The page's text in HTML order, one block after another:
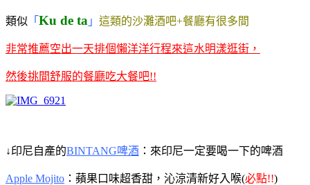
類似 「 Ku de ta 」 這類的沙灘酒吧+餐廳有很多間
非常推薦空出一天排個懶洋洋行程來這水明漾逛街，
然後挑間舒服的餐廳吃大餐吧!!
↓印尼自產的BINTANG啤酒 ：來印尼一定要喝一下的啤酒
Apple Mojito ：蘋果口味超香甜，沁涼清新好入喉(必點!!)